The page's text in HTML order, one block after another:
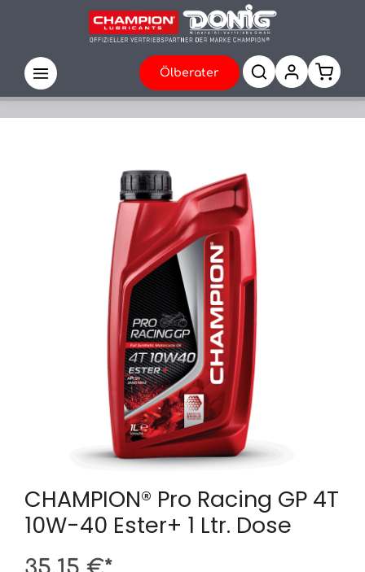
Ölberater
CHAMPION® Pro Racing GP 4T
10W-40 Ester+ 1 Ltr. Dose